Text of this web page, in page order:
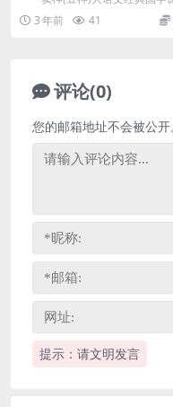
G高清视频）
豆伴匠L6，完结版百度网盘分享
学大语文课程4...
3 年前 41
评论(0)
提示：请文明发言
您的邮箱地址不会被公开